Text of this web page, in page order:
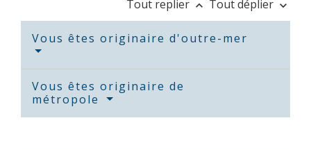
Tout replier keyboard_arrow_up Tout déplier keyboard_arrow_down
Vous êtes originaire d'outre-mer
Vous êtes originaire de
métropole